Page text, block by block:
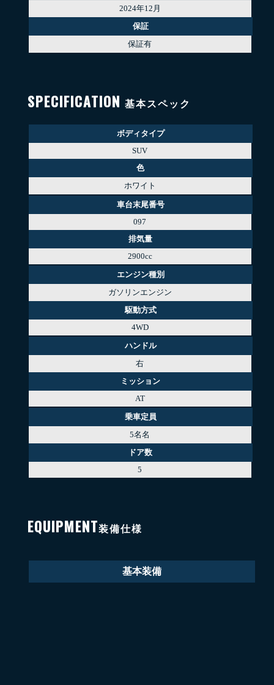
2024年12月
保証
保証有
SPECIFICATION 基本スペック
ボディタイプ
SUV
色
ホワイト
車台末尾番号
097
排気量
2900cc
エンジン種別
ガソリンエンジン
駆動方式
4WD
ハンドル
右
ミッション
AT
乗車定員
5名名
ドア数
5
EQUIPMENT装備仕様
基本装備